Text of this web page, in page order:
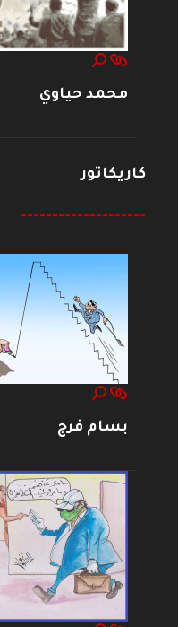
محمد حياوي
كاريكاتور
--------------------
بسام فرج